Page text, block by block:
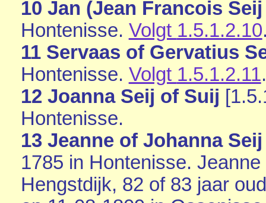
10 Jan (Jean Francois
Hontenisse. Volgt 1.5.1.2.10
11 Servaas of Gervatius
Hontenisse. Volgt 1.5.1.2.11.
12 Joanna Seij of Suij [
Hontenisse.
13 Jeanne of Johanna
1785 in Hontenisse.
Hengstdijk, 82 of 83 jaar